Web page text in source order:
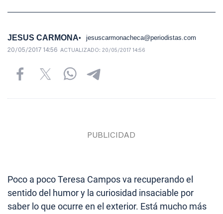
JESUS CARMONA jesuscarmonacheca@periodistas.com
20/05/2017 14:56 ACTUALIZADO: 20/05/2017 14:56
Poco a poco Teresa Campos va recuperando el
sentido del humor y la curiosidad insaciable por
saber lo que ocurre en el exterior. Está mucho más